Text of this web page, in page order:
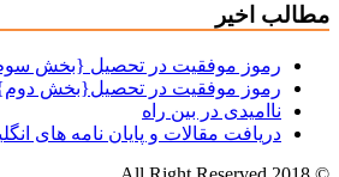
مطالب اخیر
رموز موفقیت در تحصیل {بخش
رموز موفقیت در تحصیل{بخش
ناامیدی در بین راه
دریافت مقالات و پایان نامه های